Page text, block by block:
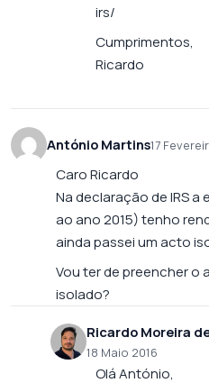
irs/
Cumprimentos,
Ricardo
António Martins17
Caro Ricardo
Na declaração de IRS
ao ano 2015) tenho
ainda passei um acto
Vou ter de preencher o
isolado?
Ricardo Moreira
18 Maio 2016
Olá António,